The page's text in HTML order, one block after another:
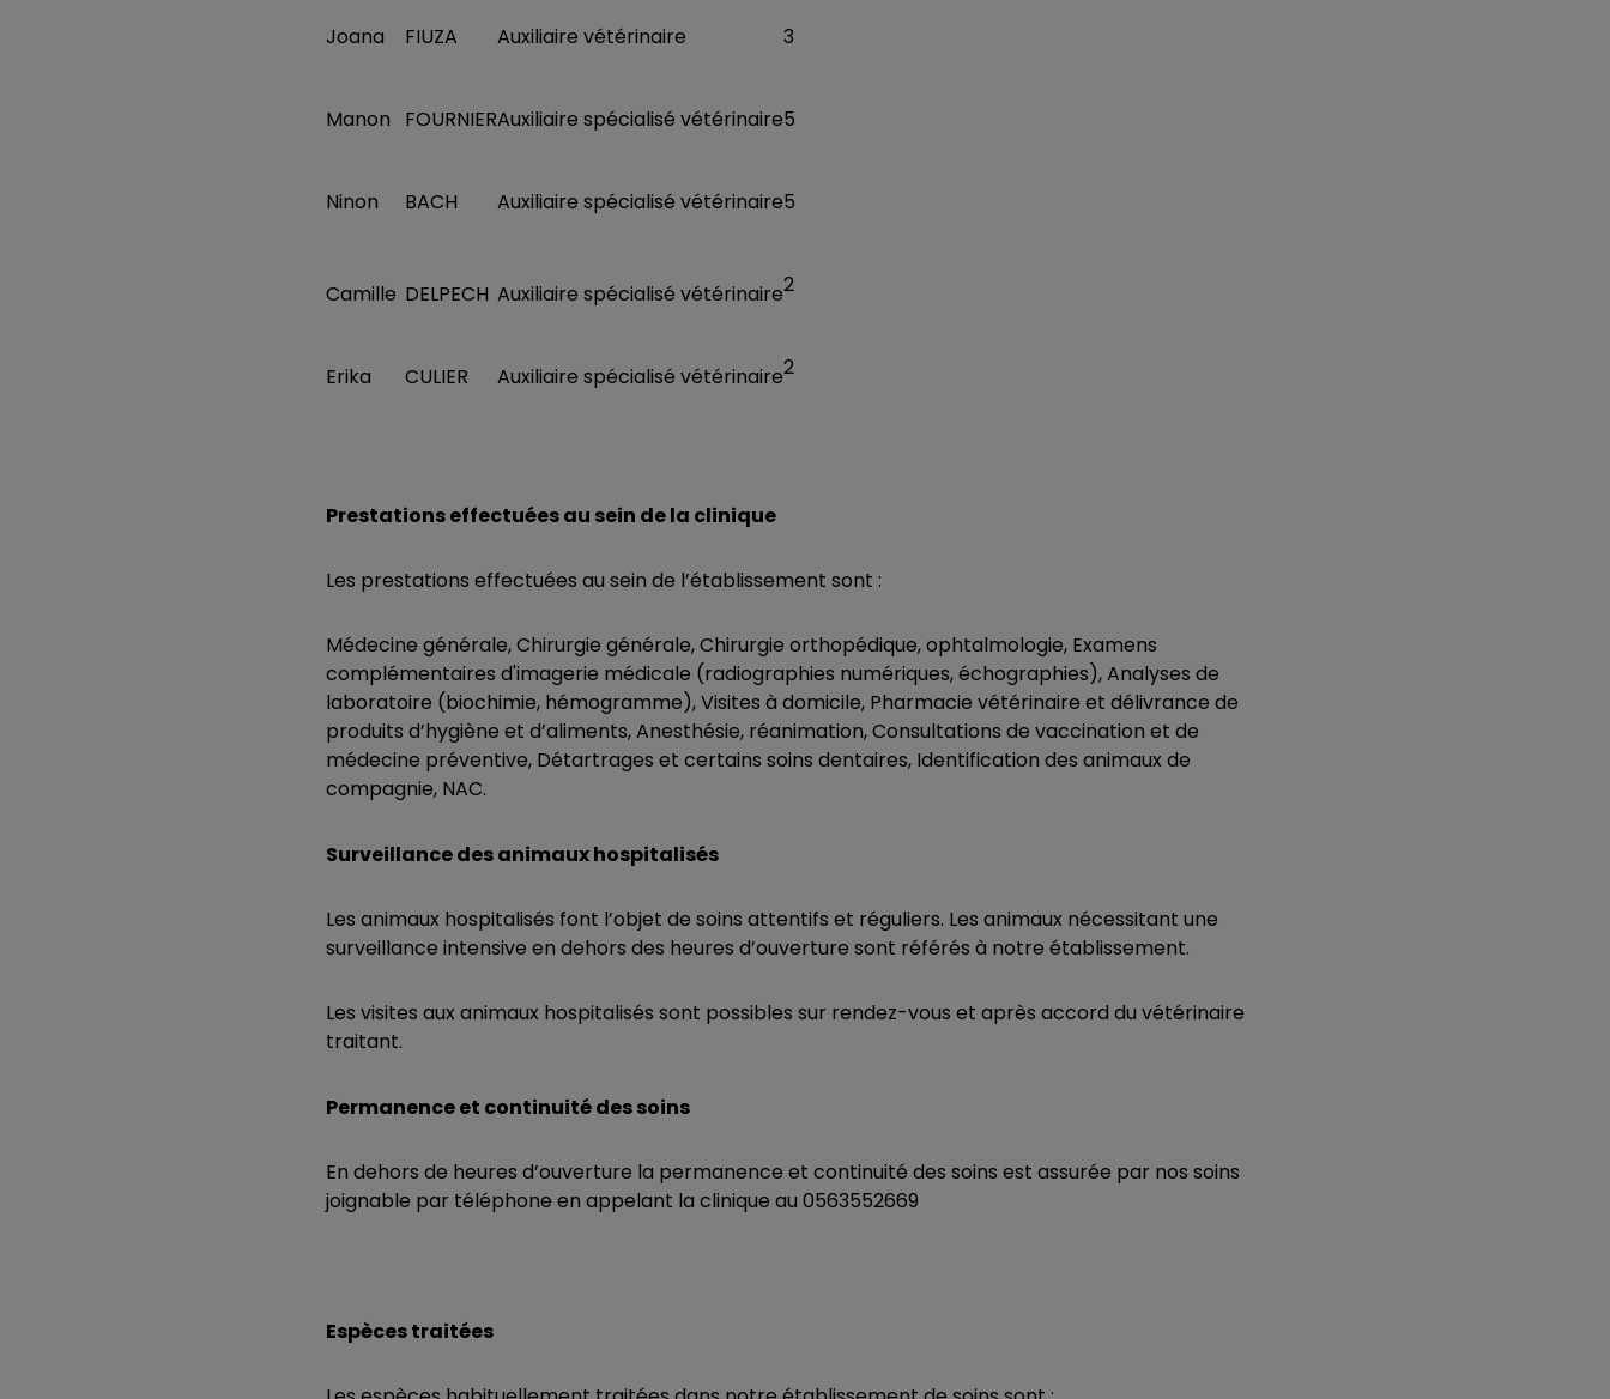
Joana FIUZA Auxiliaire vétérinaire 3
Manon FOURNIERAuxiliaire spécialisé vétérinaire5
Ninon BACH Auxiliaire spécialisé vétérinaire5
Camille DELPECH Auxiliaire spécialisé vétérinaire2
Erika CULIER Auxiliaire spécialisé vétérinaire2
Prestations effectuées au sein de la clinique
Les prestations effectuées au sein de l’établissement sont :
Médecine générale, Chirurgie générale, Chirurgie orthopédique, ophtalmologie, Examens
complémentaires d'imagerie médicale (radiographies numériques, échographies), Analyses de
laboratoire (biochimie, hémogramme), Visites à domicile, Pharmacie vétérinaire et délivrance de
produits d’hygiène et d’aliments, Anesthésie, réanimation, Consultations de vaccination et de
médecine préventive, Détartrages et certains soins dentaires, Identification des animaux de
compagnie, NAC.
Surveillance des animaux hospitalisés
Les animaux hospitalisés font l’objet de soins attentifs et réguliers. Les animaux nécessitant une
surveillance intensive en dehors des heures d’ouverture sont référés à notre établissement.
Les visites aux animaux hospitalisés sont possibles sur rendez-vous et après accord du vétérinaire
traitant.
Permanence et continuité des soins
En dehors de heures d’ouverture la permanence et continuité des soins est assurée par nos soins
joignable par téléphone en appelant la clinique au 0563552669
Espèces traitées